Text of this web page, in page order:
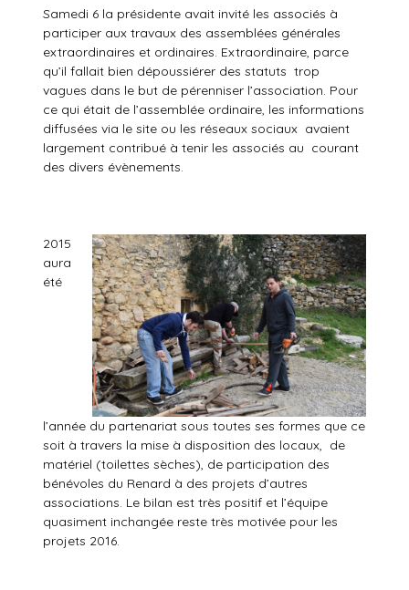
Samedi 6 la présidente avait invité les associés à
participer aux travaux des assemblées générales
extraordinaires et ordinaires. Extraordinaire, parce
qu’il fallait bien dépoussiérer des statuts trop
vagues dans le but de pérenniser l’association. Pour
ce qui était de l’assemblée ordinaire, les informations
diffusées via le site ou les réseaux sociaux avaient
largement contribué à tenir les associés au courant
des divers évènements.
2015
aura
été
l’année du partenariat sous toutes ses formes que ce
soit à travers la mise à disposition des locaux, de
matériel (toilettes sèches), de participation des
bénévoles du Renard à des projets d’autres
associations. Le bilan est très positif et l’équipe
quasiment inchangée reste très motivée pour les
projets 2016.